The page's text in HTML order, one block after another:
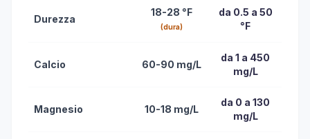
Durezza
18-28 °F
(dura)
da 0.5 a 50
°F
Calcio 60-90 mg/L
da 1 a 450
mg/L
Magnesio 10-18 mg/L
da 0 a 130
mg/L